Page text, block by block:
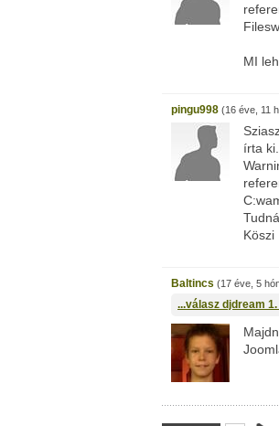
MI
pingu998 (16 éve, 11
írta ki.
Köszi
Baltincs (17 éve, 5
...válasz djdream